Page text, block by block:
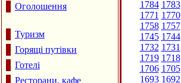
Оголошення
Туризм
Горящі путівки
Готелі
Ресторани, кафе
1784 1783
1771 1770
1758 1757
1745 1744
1732 1731
1719 1718
1706 1705
1693 1692